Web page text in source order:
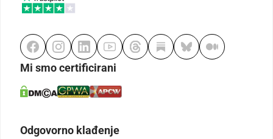
Mi smo certificirani
Odgovorno klađenje